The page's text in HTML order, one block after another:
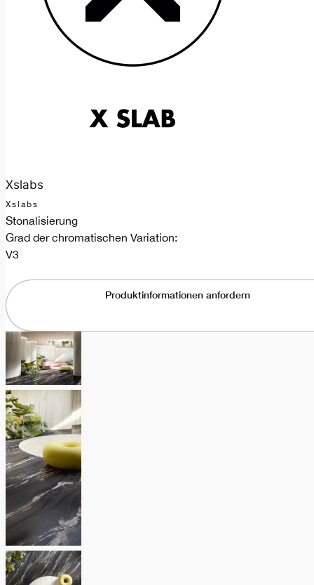
Xslabs
Xslabs
Stonalisierung
Grad der chromatischen Variation:
V3
Produktinformationen anfordern